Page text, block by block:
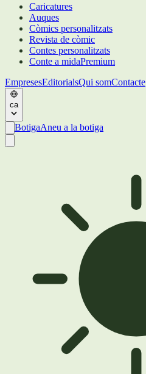
Caricatures
Auques
Còmics personalitzats
Revista de còmic
Contes personalitzats
Conte a midaPremium
EmpresesEditorialsQui somContacte
ca
BotigaAneu a la botiga